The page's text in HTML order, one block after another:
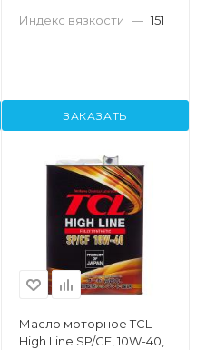
Индекс вязкости — 151
ЗАКАЗАТЬ
Масло моторное TCL
High Line SP/CF, 10W-40,